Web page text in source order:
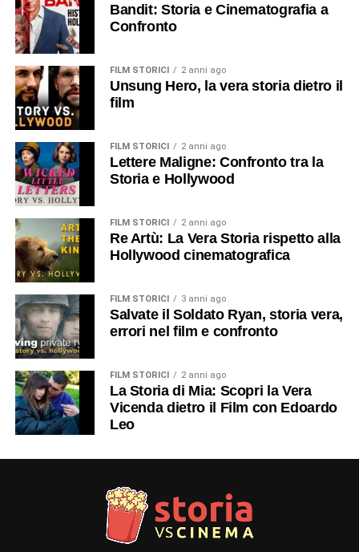
Bandit: Storia e Cinematografia a
Confronto
FILM STORICI 2 anni ago
Unsung Hero, la vera storia dietro il
film
FILM STORICI 2 anni ago
Lettere Maligne: Confronto tra la
Storia e Hollywood
FILM STORICI 2 anni ago
Re Artù: La Vera Storia rispetto alla
Hollywood cinematografica
FILM STORICI 3 anni ago
Salvate il Soldato Ryan, storia vera,
errori nel film e confronto
FILM STORICI 2 anni ago
La Storia di Mia: Scopri la Vera
Vicenda dietro il Film con Edoardo
Leo